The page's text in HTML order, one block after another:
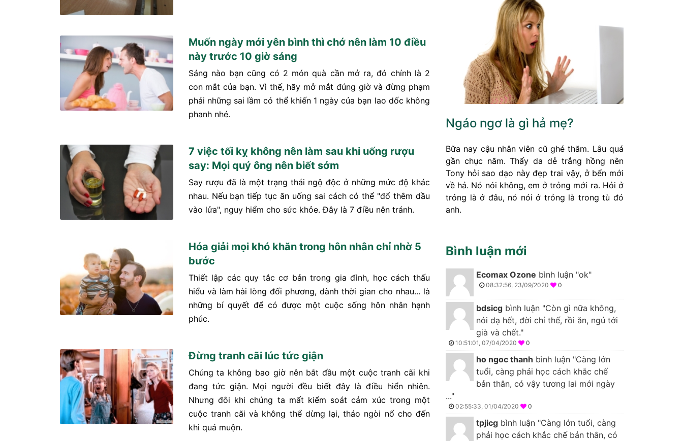
Muốn ngày mới yên bình thì chớ nên làm 10 điều
này trước 10 giờ sáng
Sáng nào bạn cũng có 2 món quà cần mở ra, đó chính là 2
con mắt của bạn. Vì thế, hãy mở mắt đúng giờ và đừng phạm
phải những sai lầm có thể khiến 1 ngày của bạn lao dốc không
phanh nhé.
7 việc tối kỵ không nên làm sau khi uống rượu
say: Mọi quý ông nên biết sớm
Say rượu đã là một trạng thái ngộ độc ở những mức độ khác
nhau. Nếu bạn tiếp tục ăn uống sai cách có thể "đổ thêm dầu
vào lửa", nguy hiểm cho sức khỏe. Đây là 7 điều nên tránh.
Hóa giải mọi khó khăn trong hôn nhân chỉ nhờ 5
bước
Thiết lập các quy tắc cơ bản trong gia đình, học cách thấu
hiểu và làm hài lòng đối phương, dành thời gian cho nhau... là
những bí quyết để có được một cuộc sống hôn nhân hạnh
phúc.
Đừng tranh cãi lúc tức giận
Chúng ta không bao giờ nên bắt đầu một cuộc tranh cãi khi
đang tức giận. Mọi người đều biết đây là điều hiển nhiên.
Nhưng đôi khi chúng ta mất kiểm soát cảm xúc trong một
cuộc tranh cãi và không thể dừng lại, tháo ngòi nổ cho đến
khi quá muộn.
Ngáo ngơ là gì hả mẹ?
Bữa nay cậu nhân viên cũ ghé thăm. Lâu quá
gần chục năm. Thấy da dẻ trắng hồng nên
Tony hỏi sao dạo này đẹp trai vậy, ở bển mới
về hả. Nó nói không, em ở trỏng mới ra. Hỏi ở
trỏng là ở đâu, nó nói ở trỏng là trong tù đó
anh.
Bình luận mới
Ecomax Ozone bình luận "ok"
08:32:56, 23/09/2020 0
bdsicg bình luận "Còn gì nữa không,
nói dạ hết, đời chỉ thế, rồi ăn, ngủ tới
già và chết."
10:51:01, 07/04/2020 0
ho ngoc thanh bình luận "Càng lớn
tuổi, càng phải học cách khắc chế
bản thân, có vậy tương lai mới ngày
..."
02:55:33, 01/04/2020 0
tpjicg bình luận "Càng lớn tuổi, càng
phải học cách khắc chế bản thân, có